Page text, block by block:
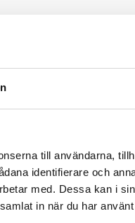
till användarna,
identifierare och
med. Dessa kan i
in när du har
Jag samtycker till att Älvestad